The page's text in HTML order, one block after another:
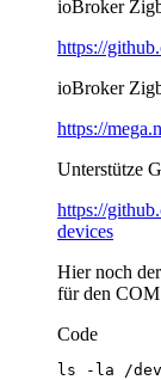
ioBroker
https://
ioBroker
https://
Unterstütze
https://
devices
Hier noch
für den
Code
ls -la /